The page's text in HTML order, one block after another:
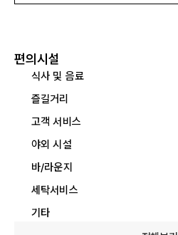
편의시설
식사 및 음료
즐길거리
고객 서비스
야외 시설
바/라운지
세탁서비스
기타